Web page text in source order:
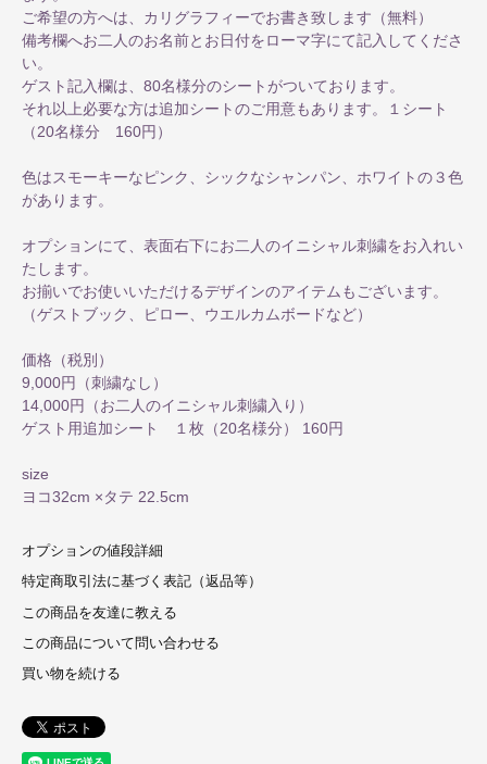
ご希望の方へは、カリグラフィーでお書き致します（無料）
備考欄へお二人のお名前とお日付をローマ字にて記入してくださ
い。
ゲスト記入欄は、80名様分のシートがついております。
それ以上必要な方は追加シートのご用意もあります。１シート
（20名様分 160円）
色はスモーキーなピンク、シックなシャンパン、ホワイトの３色
があります。
オプションにて、表面右下にお二人のイニシャル刺繍をお入れい
たします。
お揃いでお使いいただけるデザインのアイテムもございます。
（ゲストブック、ピロー、ウエルカムボードなど）
価格（税別）
9,000円（刺繍なし）
14,000円（お二人のイニシャル刺繍入り）
ゲスト用追加シート １枚（20名様分） 160円
size
ヨコ32cm ×タテ 22.5cm
オプションの値段詳細
特定商取引法に基づく表記（返品等）
この商品を友達に教える
この商品について問い合わせる
買い物を続ける